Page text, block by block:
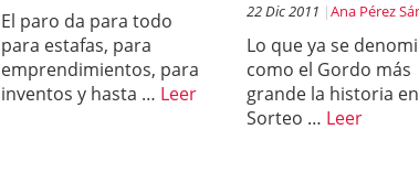
El paro da para todo
para estafas, para
emprendimientos, para
inventos y hasta … Leer
22 Dic 2011 Ana Pérez
Lo que ya se
como el Gordo más
grande la historia
Sorteo … Leer